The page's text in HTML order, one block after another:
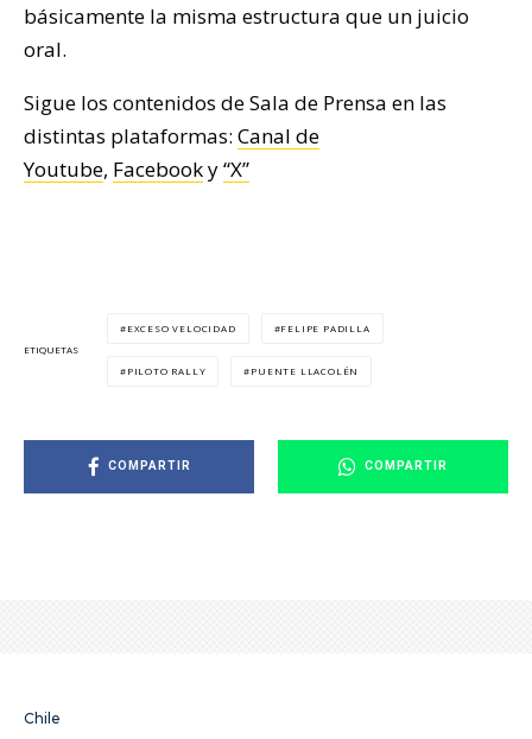
básicamente la misma estructura que un juicio
oral.
Sigue los contenidos de Sala de Prensa en las
distintas plataformas: Canal de
Youtube, Facebooky“X”
ETIQUETAS
EXCESO VELOCIDAD FELIPE PADILLA
PILOTO RALLY PUENTE LLACOLÉN
COMPARTIR COMPARTIR
Chile